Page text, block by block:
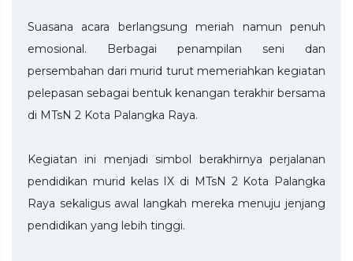
Suasana acara berlangsung meriah namun penuh
emosional. Berbagai penampilan seni dan
persembahan dari murid turut memeriahkan kegiatan
pelepasan sebagai bentuk kenangan terakhir bersama
di MTsN 2 Kota Palangka Raya.
Kegiatan ini menjadi simbol berakhirnya perjalanan
pendidikan murid kelas IX di MTsN 2 Kota Palangka
Raya sekaligus awal langkah mereka menuju jenjang
pendidikan yang lebih tinggi.